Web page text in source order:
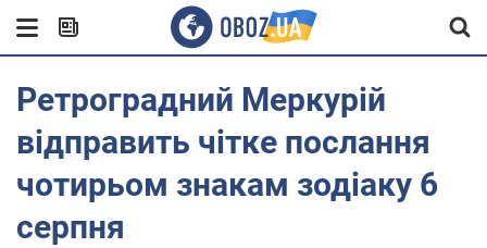
Ретроградний Меркурій
відправить чітке послання
чотирьом знакам зодіаку 6
серпня